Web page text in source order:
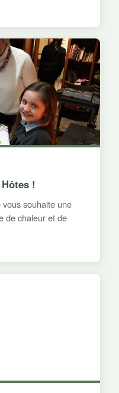
!
souhaite une
de chaleur et de